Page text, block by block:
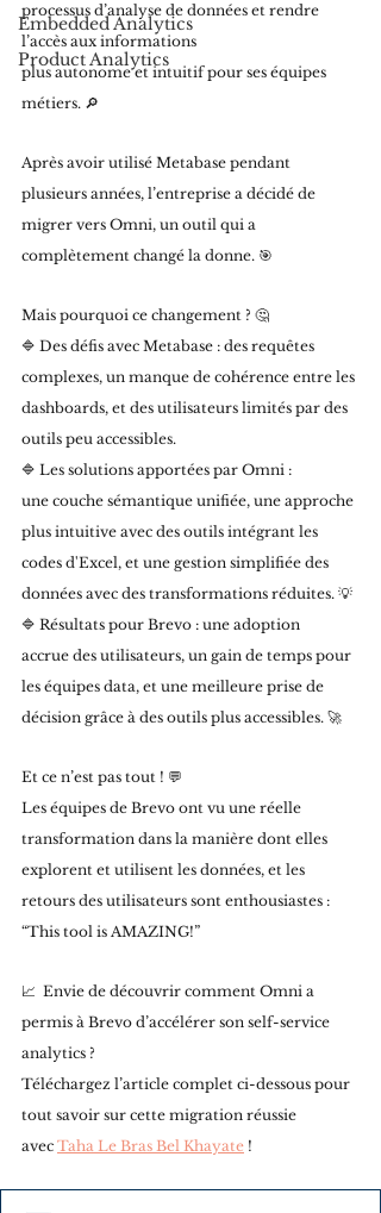
Embedded Analytics
Product Analytics
processus d’analyse de données et rendre
l’accès aux informations
plus autonome et intuitif pour ses équipes
métiers. 🔎
Après avoir utilisé Metabase pendant
plusieurs années, l’entreprise a décidé de
migrer vers Omni, un outil qui a
complètement changé la donne. 🎯
Mais pourquoi ce changement ? 🤔
🔷 Des défis avec Metabase : des requêtes
complexes, un manque de cohérence entre les
dashboards, et des utilisateurs limités par des
outils peu accessibles.
🔷 Les solutions apportées par Omni :
une couche sémantique unifiée, une approche
plus intuitive avec des outils intégrant les
codes d'Excel, et une gestion simplifiée des
données avec des transformations réduites. 💡
🔷 Résultats pour Brevo : une adoption
accrue des utilisateurs, un gain de temps pour
les équipes data, et une meilleure prise de
décision grâce à des outils plus accessibles. 🚀
Et ce n’est pas tout ! 💬
Les équipes de Brevo ont vu une réelle
transformation dans la manière dont elles
explorent et utilisent les données, et les
retours des utilisateurs sont enthousiastes :
“This tool is AMAZING!”
📈  Envie de découvrir comment Omni a
permis à Brevo d’accélérer son self-service
analytics ?
Téléchargez l’article complet ci-dessous pour
tout savoir sur cette migration réussie
avec Taha Le Bras Bel Khayate !